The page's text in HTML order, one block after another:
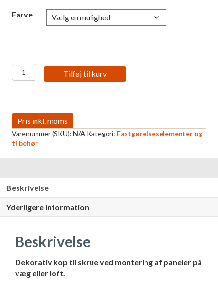
Farve
Dekorkopp
for
Tilføj til kurv
Varenummer (SKU): N/A Kategori: Fastgørelseselementer og
tilbehør
Beskrivelse
Yderligere information
Beskrivelse
Dekorativ kop til skrue ved montering af paneler på
væg eller loft.